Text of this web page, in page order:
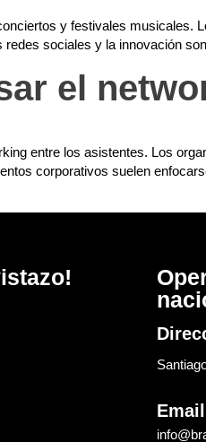
y festivales musicales.
sociales y la innovación
el
entre los asistentes. Los
corporativos suelen